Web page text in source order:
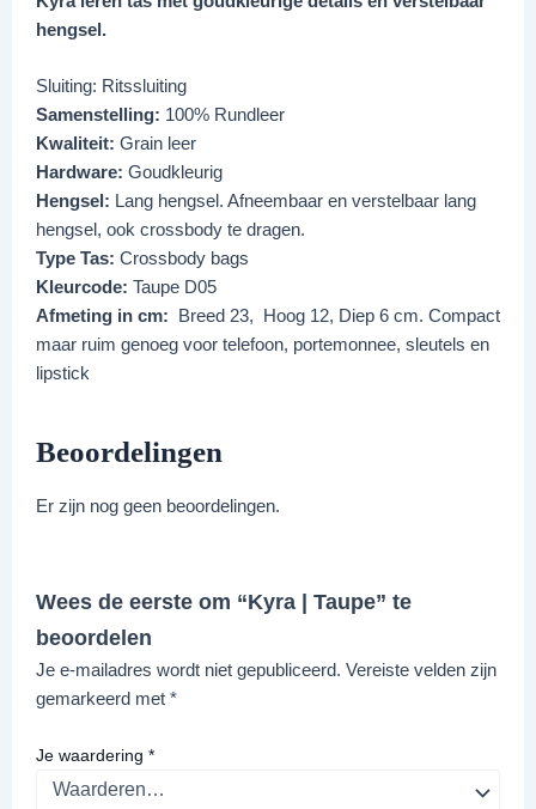
hengsel.
Sluiting: Ritssluiting
Samenstelling: 100% Rundleer
Kwaliteit: Grain leer
Hardware: Goudkleurig
Hengsel: Lang hengsel. Afneembaar en verstelbaar lang
hengsel, ook crossbody te dragen.
Type Tas: Crossbody bags
Kleurcode: Taupe D05
Afmeting in cm: Breed 23, Hoog 12, Diep 6 cm. Compact
maar ruim genoeg voor telefoon, portemonnee, sleutels en
lipstick
Beoordelingen
Er zijn nog geen beoordelingen.
Wees de eerste om “Kyra | Taupe” te
beoordelen
Je e-mailadres wordt niet gepubliceerd. Vereiste velden zijn
gemarkeerd met *
Je waardering *